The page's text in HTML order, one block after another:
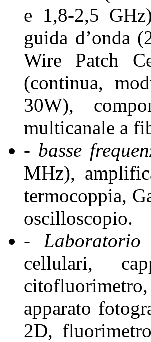
e 1,8-2,5
guida d’onda
Wire Patch
(continua,
30W),
multicanale a
- basse
MHz),
termocoppia,
oscilloscopio.
-
cellulari,
apparato
2D,